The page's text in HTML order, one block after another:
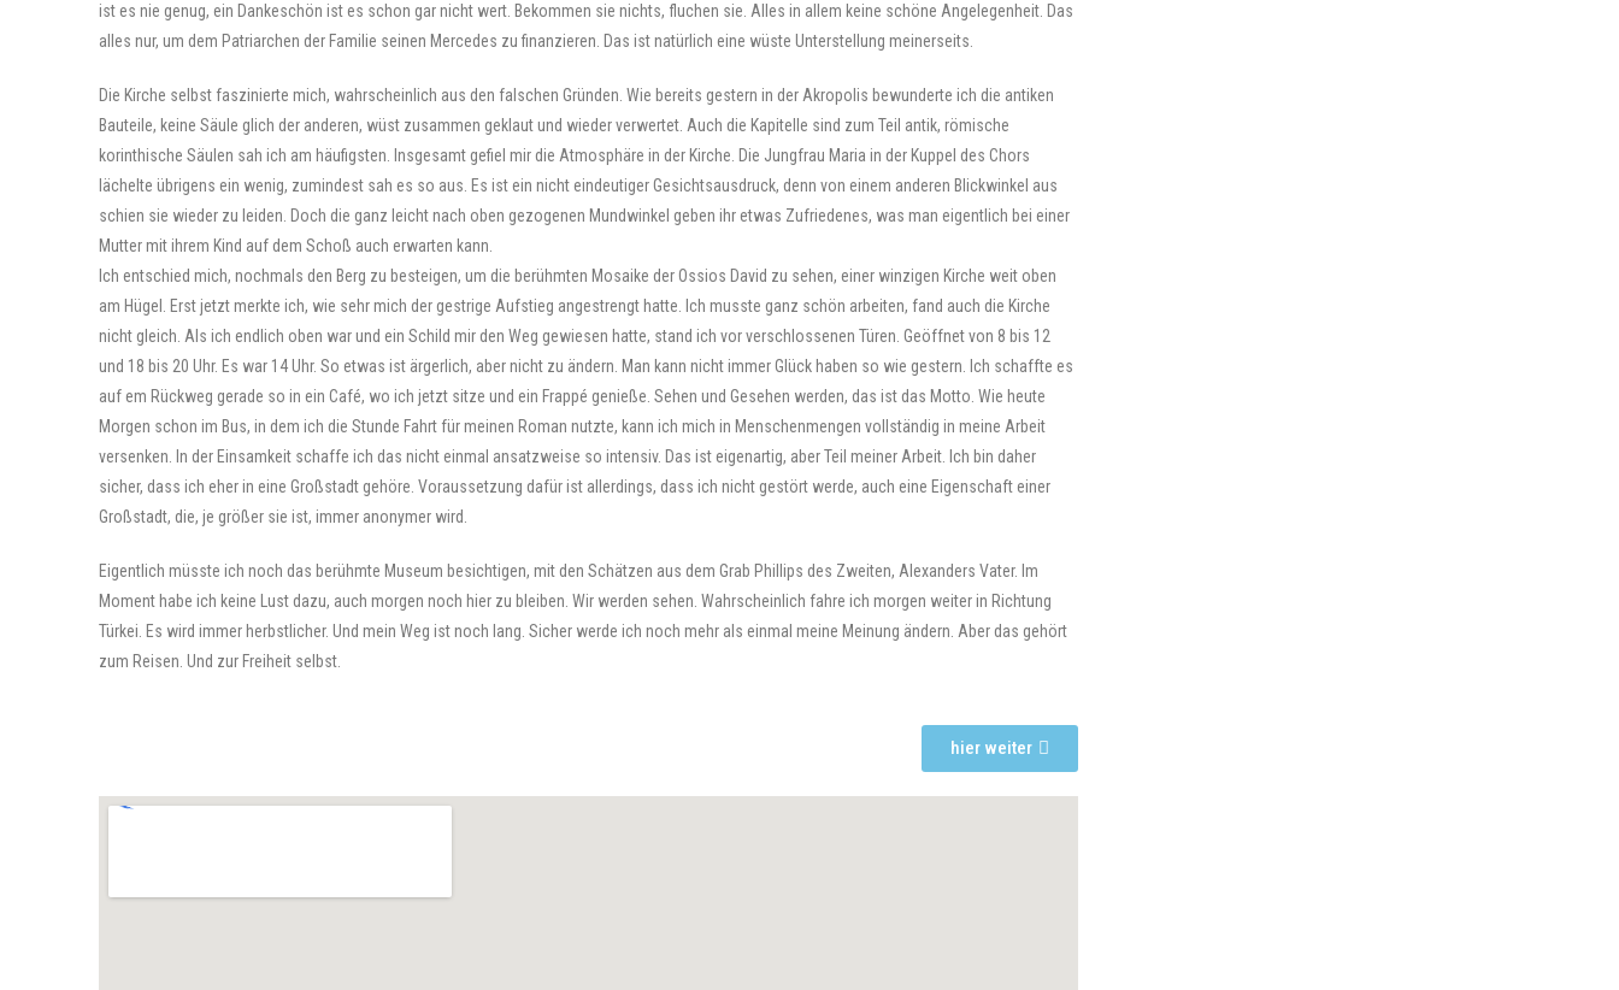
ist es nie genug, ein Dankeschön ist es schon gar nicht wert. Bekommen sie nichts, fluchen sie. Alles in allem keine schöne Angelegenheit. Das
alles nur, um dem Patriarchen der Familie seinen Mercedes zu finanzieren. Das ist natürlich eine wüste Unterstellung meinerseits.
Die Kirche selbst faszinierte mich, wahrscheinlich aus den falschen Gründen. Wie bereits gestern in der Akropolis bewunderte ich die antiken
Bauteile, keine Säule glich der anderen, wüst zusammen geklaut und wieder verwertet. Auch die Kapitelle sind zum Teil antik, römische
korinthische Säulen sah ich am häufigsten. Insgesamt gefiel mir die Atmosphäre in der Kirche. Die Jungfrau Maria in der Kuppel des Chors
lächelte übrigens ein wenig, zumindest sah es so aus. Es ist ein nicht eindeutiger Gesichtsausdruck, denn von einem anderen Blickwinkel aus
schien sie wieder zu leiden. Doch die ganz leicht nach oben gezogenen Mundwinkel geben ihr etwas Zufriedenes, was man eigentlich bei einer
Mutter mit ihrem Kind auf dem Schoß auch erwarten kann.
Ich entschied mich, nochmals den Berg zu besteigen, um die berühmten Mosaike der Ossios David zu sehen, einer winzigen Kirche weit oben
am Hügel. Erst jetzt merkte ich, wie sehr mich der gestrige Aufstieg angestrengt hatte. Ich musste ganz schön arbeiten, fand auch die Kirche
nicht gleich. Als ich endlich oben war und ein Schild mir den Weg gewiesen hatte, stand ich vor verschlossenen Türen. Geöffnet von 8 bis 12
und 18 bis 20 Uhr. Es war 14 Uhr. So etwas ist ärgerlich, aber nicht zu ändern. Man kann nicht immer Glück haben so wie gestern. Ich schaffte es
auf em Rückweg gerade so in ein Café, wo ich jetzt sitze und ein Frappé genieße. Sehen und Gesehen werden, das ist das Motto. Wie heute
Morgen schon im Bus, in dem ich die Stunde Fahrt für meinen Roman nutzte, kann ich mich in Menschenmengen vollständig in meine Arbeit
versenken. In der Einsamkeit schaffe ich das nicht einmal ansatzweise so intensiv. Das ist eigenartig, aber Teil meiner Arbeit. Ich bin daher
sicher, dass ich eher in eine Großstadt gehöre. Voraussetzung dafür ist allerdings, dass ich nicht gestört werde, auch eine Eigenschaft einer
Großstadt, die, je größer sie ist, immer anonymer wird.
Eigentlich müsste ich noch das berühmte Museum besichtigen, mit den Schätzen aus dem Grab Phillips des Zweiten, Alexanders Vater. Im
Moment habe ich keine Lust dazu, auch morgen noch hier zu bleiben. Wir werden sehen. Wahrscheinlich fahre ich morgen weiter in Richtung
Türkei. Es wird immer herbstlicher. Und mein Weg ist noch lang. Sicher werde ich noch mehr als einmal meine Meinung ändern. Aber das gehört
zum Reisen. Und zur Freiheit selbst.
hier weiter